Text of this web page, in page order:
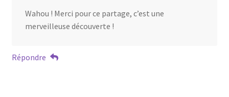
Wahou ! Merci pour ce partage, c’est une
merveilleuse découverte !
Répondre